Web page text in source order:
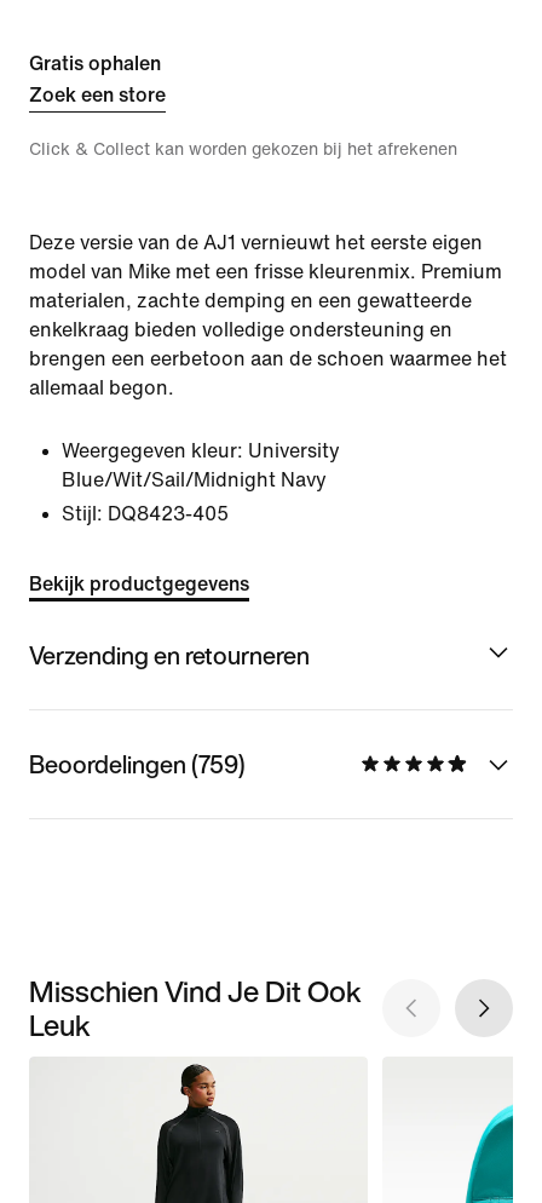
Gratis ophalen
Zoek een store
Click & Collect kan worden gekozen bij het afrekenen
Deze versie van de AJ1 vernieuwt het eerste eigen
model van Mike met een frisse kleurenmix. Premium
materialen, zachte demping en een gewatteerde
enkelkraag bieden volledige ondersteuning en
brengen een eerbetoon aan de schoen waarmee het
allemaal begon.
Weergegeven kleur: University
Blue/Wit/Sail/Midnight Navy
Stijl: DQ8423-405
Bekijk productgegevens
Verzending en retourneren
Beoordelingen (759)
Misschien Vind Je Dit Ook
Leuk